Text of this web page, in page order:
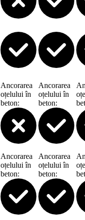
Ancorarea
oțelului în
beton:
Ancorarea
oțelului în
beton:
Ancorarea
oțelului în
beton:
Ancorarea
oțelului în
beton: